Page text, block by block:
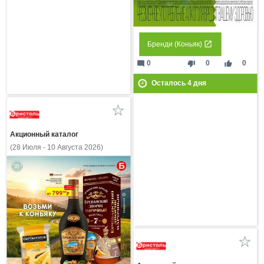
Бренди (Коньяк)
thumb_down 0 thumb_up 0
mode_comment 0
Осталось 4дня
Акционный каталог
(28 Июля - 10 Августа 2026)